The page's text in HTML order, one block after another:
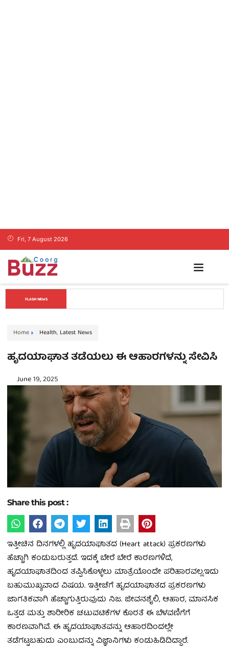
Fri, 7 August 2026
FLASH NEWS
Home Health, Latest News
ಹೃದಯಾಘಾತ ತಡೆಯಲು ಈ ಆಹಾರಗಳನ್ನು ಸೇವಿಸಿ
June 19, 2025
Share this post :
ಇತ್ತೀಚಿನ ದಿನಗಳಲ್ಲಿ ಹೃದಯಾಘಾತದ (Heart attack) ಪ್ರಕರಣಗಳು
ಹೆಚ್ಚಾಗಿ ಕಂಡುಬರುತ್ತದೆ. ಇದಕ್ಕೆ ಬೇರೆ ಬೇರೆ ಕಾರಣಗಳಿದೆ,
ಹೃದಯಾಘಾತದಿಂದ ತಪ್ಪಿಸಿಕೊಳ್ಳಲು ಮಾತ್ರೆಯೊಂದೇ ಪರಿಹಾರವಲ್ಲ.ಇದು
ಬಹುಮುಖ್ಯವಾದ ವಿಷಯ. ಇತ್ತೀಚೆಗೆ ಹೃದಯಾಘಾತದ ಪ್ರಕರಣಗಳು
ಜಾಗತಿಕವಾಗಿ ಹೆಚ್ಚಾಗುತ್ತಿರುವುದು ನಿಜ. ಜೀವನಶೈಲಿ, ಆಹಾರ, ಮಾನಸಿಕ
ಒತ್ತಡ ಮತ್ತು ಶಾರೀರಿಕ ಚಟುವಟಿಕೆಗಳ ಕೊರತೆ ಈ ಬೆಳವಣಿಗೆಗೆ
ಕಾರಣವಾಗಿವೆ. ಈ ಹೃದಯಾಘಾತವನ್ನು ಆಹಾರದಿಂದಲ್ಲೇ
ತಡೆಗಟ್ಟಬಹುದು ಎಂಬುದನ್ನು ವಿಜ್ಞಾನಿಗಳು ಕಂಡುಹಿಡಿದಿದ್ದಾರೆ.